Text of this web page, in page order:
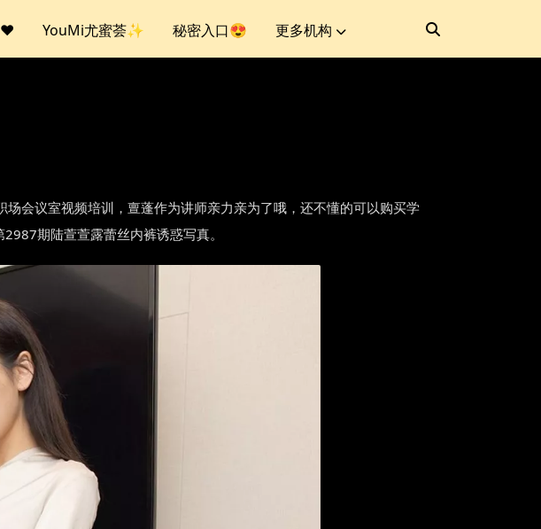
❤️ YouMi尤蜜荟✨ 秘密入口😍 更多机构
会议室视频培训，亶蓬作为讲师亲力亲为了哦，还不懂的可以购买学
期陆萱萱露蕾丝内裤诱惑写真。